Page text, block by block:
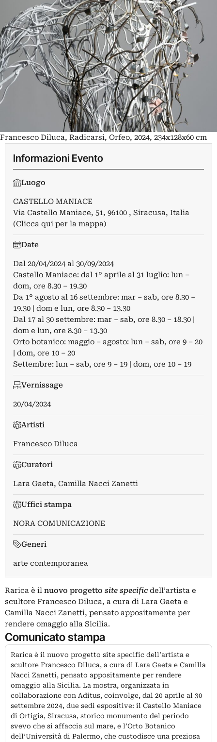
Francesco Diluca, Radicarsi, Orfeo, 2024, 234x128x60 cm
Informazioni Evento
Luogo
CASTELLO MANIACE
Via Castello Maniace, 51, 96100 , Siracusa, Italia
(Clicca qui per la mappa)
Date
Dal 20/04/2024al 30/09/2024
Castello Maniace: dal 1° aprile al 31 luglio: lun –
dom, ore 8.30 – 19.30
Da 1° agosto al 16 settembre: mar – sab, ore 8.30 –
19.30 | dom e lun, ore 8.30 – 13.30
Dal 17 al 30 settembre: mar – sab, ore 8.30 – 18.30 |
dom e lun, ore 8.30 – 13.30
Orto botanico: maggio – agosto: lun – sab, ore 9 – 20
| dom, ore 10 – 20
Settembre: lun – sab, ore 9 – 19 | dom, ore 10 – 19
Vernissage
20/04/2024
Artisti
Francesco Diluca
Curatori
Lara Gaeta, Camilla Nacci Zanetti
Uffici stampa
NORA COMUNICAZIONE
Generi
arte contemporanea
Rarica è il nuovo progetto site specific dell’artista e
scultore Francesco Diluca, a cura di Lara Gaeta e
Camilla Nacci Zanetti, pensato appositamente per
rendere omaggio alla Sicilia.
Comunicato stampa
Rarica è il nuovo progetto site specific dell’artista e
scultore Francesco Diluca, a cura di Lara Gaeta e Camilla
Nacci Zanetti, pensato appositamente per rendere
omaggio alla Sicilia. La mostra, organizzata in
collaborazione con Aditus, coinvolge, dal 20 aprile al 30
settembre 2024, due sedi espositive: il Castello Maniace
di Ortigia, Siracusa, storico monumento del periodo
svevo che si affaccia sul mare, e l’Orto Botanico
dell’Università di Palermo, che custodisce una preziosa